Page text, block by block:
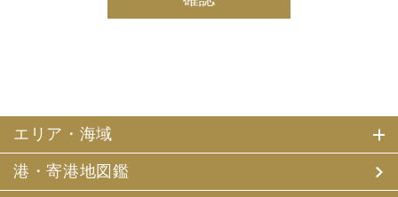
び当社が支払調書等を作成する継続的契約関係のある個人
います。）は、お客様がご旅行の申込みの際にお申出いた
だいた個人情報についてお客様との連絡のために利用させ
ていただくほか、お客様がお申込みいただいた旅行におい
て運送・宿泊機関等（主要な運送・宿泊機関等について契
約書面に記載されています）の提供する旅行サービスの手
エリア・海域
港・寄港地図鑑